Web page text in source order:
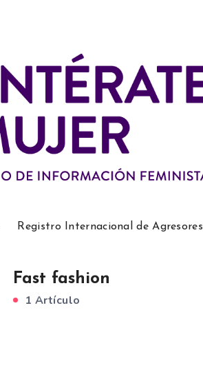
Registro Internacional de Agresores
Fast fashion
1 Artículo